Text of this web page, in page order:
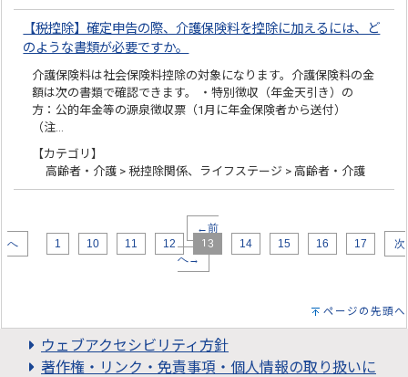
【税控除】確定申告の際、介護保険料を控除に加えるには、ど
のような書類が必要ですか。
介護保険料は社会保険料控除の対象になります。介護保険料の金
額は次の書類で確認できます。 ・特別徴収（年金天引き）の
方：公的年金等の源泉徴収票（1月に年金保険者から送付）
（注…
【カテゴリ】
高齢者・介護 > 税控除関係、ライフステージ > 高齢者・介護
←前
へ
1 10 11 12 13 14 15 16 17
次
へ→
ページの先頭へ
ウェブアクセシビリティ方針
著作権・リンク・免責事項・個人情報の取り扱いに